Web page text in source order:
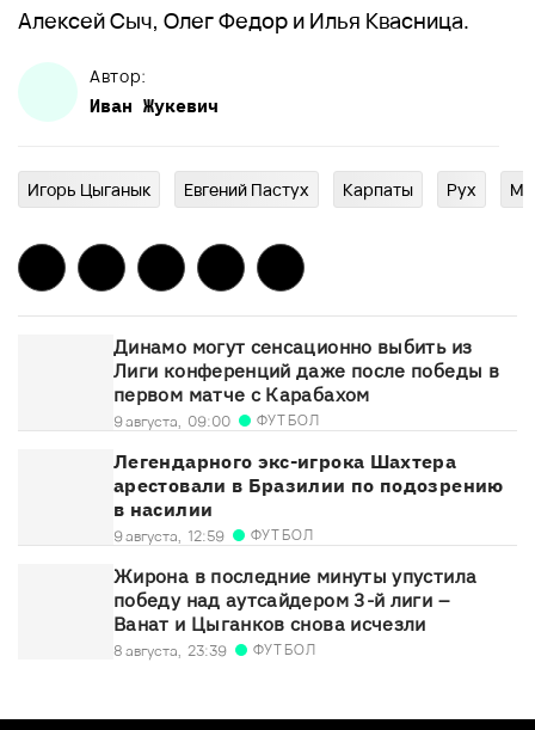
Алексей Сыч, Олег Федор и Илья Квасница.
Автор:
Иван Жукевич
Игорь Цыганык Евгений Пастух Карпаты Рух
Динамо могут сенсационно выбить из
Лиги конференций даже после победы в
первом матче с Карабахом
9 августа, 09:00 ФУТБОЛ
Легендарного экс-игрока Шахтера
арестовали в Бразилии по подозрению
в насилии
9 августа, 12:59 ФУТБОЛ
Жирона в последние минуты упустила
победу над аутсайдером 3-й лиги –
Ванат и Цыганков снова исчезли
8 августа, 23:39 ФУТБОЛ